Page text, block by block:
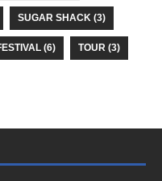
SUGAR SHACK (3)
(6) TOUR (3)